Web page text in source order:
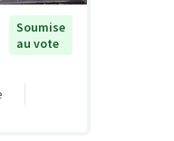
Soumise
au vote